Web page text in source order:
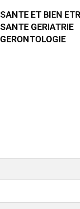
SANTE ET BIEN
SANTE GERIATRIE
GERONTOLOGIE